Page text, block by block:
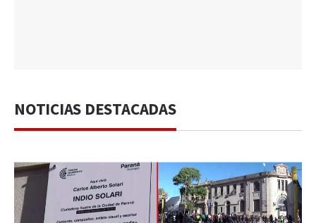
NOTICIAS DESTACADAS